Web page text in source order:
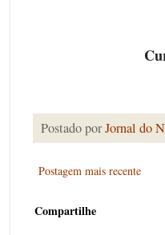
Postado porJornal do
Postagem mais recente
Compartilhe